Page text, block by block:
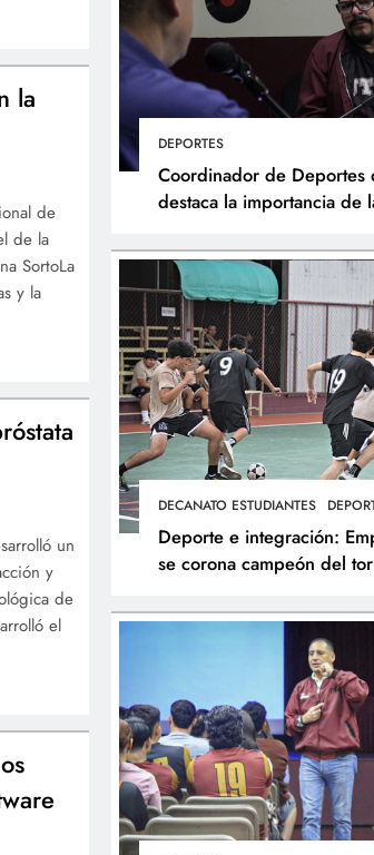
la
de
de la
SortoLa
y la
un
y
de
el
DEPORTES
Coordinador de Deportes
destaca la importancia de
DECANATO ESTUDIANTES
Deporte e integración:
se corona campeón del